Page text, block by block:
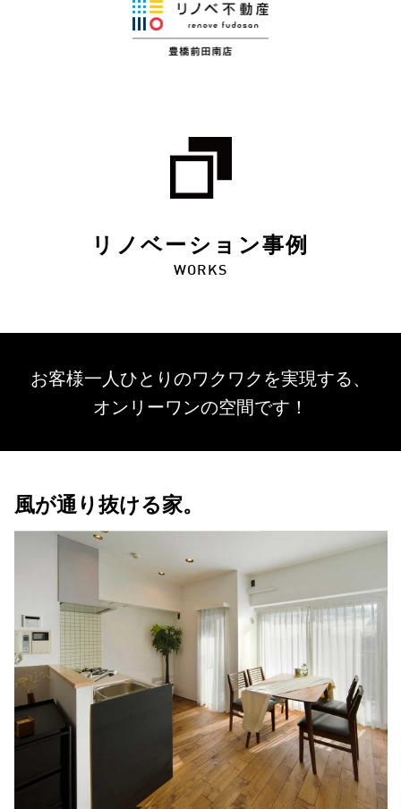
リノベーション事例
WORKS
お客様一人ひとりのワクワクを実現する、
オンリーワンの空間です！
風が通り抜ける家。